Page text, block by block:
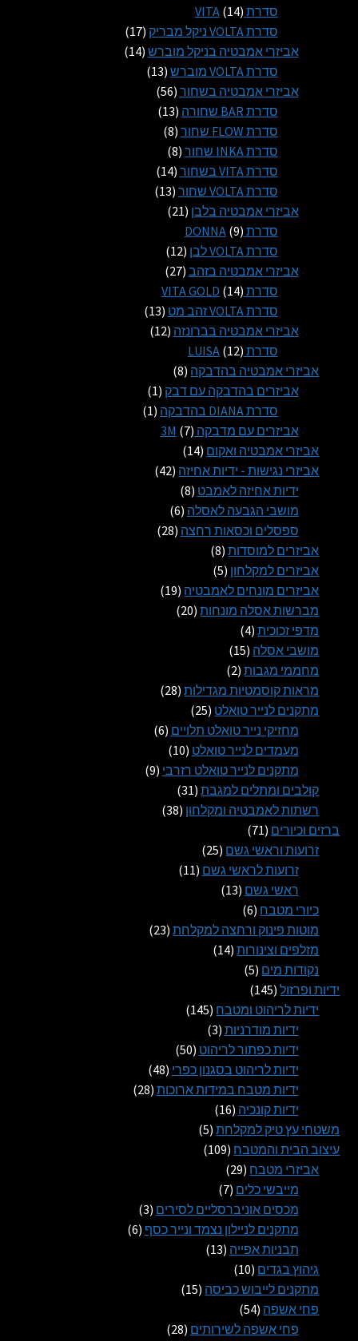
מוצרים סדרת VITA 14
14
מוצרים סדרת VOLTA ניקל מבריק 17
17
מוצרים
אביזרי אמבטיה בניקל מוברש 14
14
סדרת VOLTA מוברש 13
13
אביזרי אמבטיה בשחור 56
56
מוצרים
סדרת BAR שחורה 13
13
סדרת FLOW שחור 8
8
מוצרים
סדרת INKA שחור 8
8
מוצרים
סדרת VITA בשחור 14
14
מוצרים
סדרת VOLTA שחור 13
13
אביזרי אמבטיה בלבן 21
21
סדרת DONNA 9
9
מוצרים סדרת VOLTA לבן 12
12
מוצרים
אביזרי אמבטיה בזהב 27
27
מוצרים
סדרת VITA GOLD 14
14
מוצרים סדרת VOLTA זהב מט 13
13
אביזרי אמבטיה בברונזה 12
12
סדרת LUISA 12
12
מוצרים
אביזרי אמבטיה בהדבקה 8
8
מוצריםאביזרים בהדבקה עם דבק 1מוצר
1
סדרת DIANA בהדבקה 1מוצר
אביזרים עם מדבקה 3M 7
7
מוצרים
אביזרי אמבטיה ואקום 14
14
מוצריםאביזרי נגישות - ידיות אחיזה 42
42
ידיות אחיזה לאמבט 8
8
מוצרים מושבי הגבעה לאסלה 6
6
מוצרים ספסלים וכסאות רחצה 28
28
אביזרים למוסדות 8
8
מוצרים
אביזרים למקלחון 5
5
מוצרים
אביזרים מונחים לאמבטיה 19
19
מברשות אסלה מונחות 20
20
מדפי זכוכית 4
4
מוצרים מושבי אסלה 15
15
מוצרים מחממי מגבות 2
2
מוצרים
מראות קוסמטיות מגדילות 28
28
מתקנים לנייר טואלט 25
25
מוצרים
מחזיקי נייר טואלט תלויים 6
6
מעמדים לנייר טואלט 10
10
מוצריםמתקנים לנייר טואלט רזרבי 9
9
קולבים ומתלים למגבת 31
31
מוצרים רשתות לאמבטיה ומקלחון 38
38
ברזים וכיורים 71
71
מוצרים
זרועות וראשי גשם 25
25
מוצריםזרועות לראשי גשם 11
11
ראשי גשם 13
13
כיורי מטבח 6
6
מוצרים
מוטות פינוק ורחצה למקלחת 23
23
מזלפים וצינורות 14
14
נקודות מים 5
5
ידיות ופרזול 145
145
מוצרים
ידיות לריהוט ומטבח 145
145
ידיות מודרניות 3
3
מוצריםידיות כפתור לריהוט 50
50
מוצריםידיות לריהוט בסגנון כפרי 48
48
מוצרים ידיות מטבח במידות ארוכות 28
28
ידיות קונכיה 16
16
מוצריםמשטחי עץ טיק למקלחת 5
5
מוצרים
עיצוב הבית והמטבח 109
109
אביזרי מטבח 29
29
מוצרים מייבשי כלים 7
7
מוצרים
מכסים אוניברסליים לסירים 3
3
מוצרים מתקנים לניילון נצמד ונייר כסף 6
6
תבניות אפייה 13
13
גיהוץ בגדים 10
10
מוצרים
מתקנים לייבוש כביסה 15
15
פחי אשפה 54
54
מוצרים
פחי אשפה לשירותים 28
28